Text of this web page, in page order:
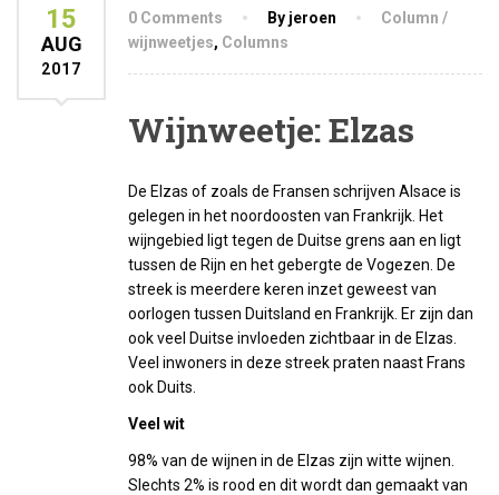
15
AUG
2017
0 Comments By jeroen
Column /
wijnweetjes, Columns
Wijnweetje: Elzas
De Elzas of zoals de Fransen schrijven Alsace is
gelegen in het noordoosten van Frankrijk. Het
wijngebied ligt tegen de Duitse grens aan en ligt
tussen de Rijn en het gebergte de Vogezen. De
streek is meerdere keren inzet geweest van
oorlogen tussen Duitsland en Frankrijk. Er zijn dan
ook veel Duitse invloeden zichtbaar in de Elzas.
Veel inwoners in deze streek praten naast Frans
ook Duits.
Veel wit
98% van de wijnen in de Elzas zijn witte wijnen.
Slechts 2% is rood en dit wordt dan gemaakt van